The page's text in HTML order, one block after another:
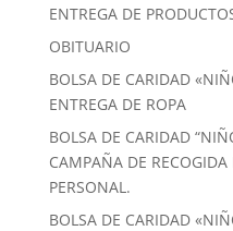
ENTREGA DE
OBITUARIO
BOLSA DE CARIDAD
ENTREGA DE ROPA
BOLSA DE CARIDAD
CAMPAÑA DE
PERSONAL.
BOLSA DE CARIDAD